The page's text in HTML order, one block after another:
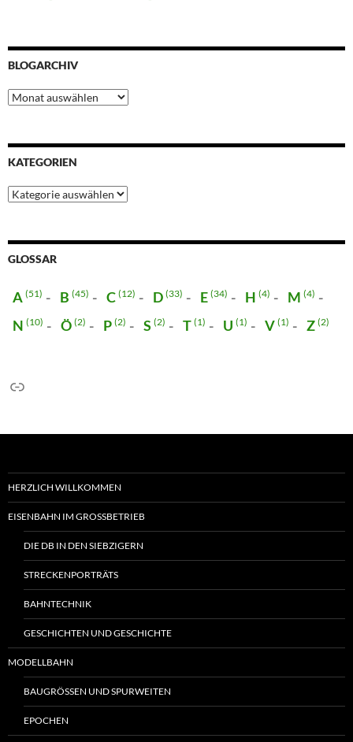
BLOGARCHIV
Blogarchiv
KATEGORIEN
Kategorien
GLOSSAR
A (51) B (45) C (12) D (33) E (34) H (4) M (4)
N (10) Ö (2) P (2) S (2) T (1) U (1) V (1) Z (2)
Link
HERZLICH WILLKOMMEN
EISENBAHN IM GROSSBETRIEB
DIE DB IN DEN SIEBZIGERN
STRECKENPORTRÄTS
BAHNTECHNIK
GESCHICHTEN UND GESCHICHTE
MODELLBAHN
BAUGRÖSSEN UND SPURWEITEN
EPOCHEN